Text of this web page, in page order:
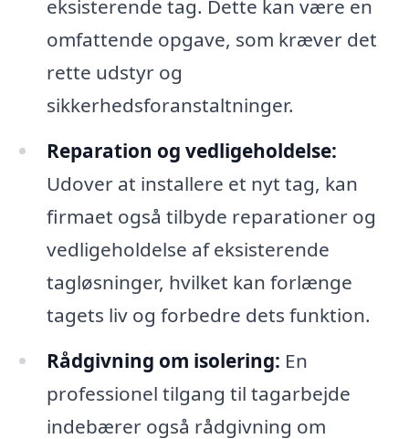
eksisterende tag. Dette kan være en
omfattende opgave, som kræver det
rette udstyr og
sikkerhedsforanstaltninger.
Reparation og vedligeholdelse:
Udover at installere et nyt tag, kan
firmaet også tilbyde reparationer og
vedligeholdelse af eksisterende
tagløsninger, hvilket kan forlænge
tagets liv og forbedre dets funktion.
Rådgivning om isolering: En
professionel tilgang til tagarbejde
indebærer også rådgivning om